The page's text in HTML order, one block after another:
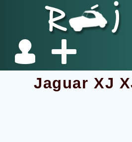
Jaguar XJ